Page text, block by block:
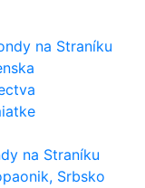
na Straníku
na Straníku
Srbsko